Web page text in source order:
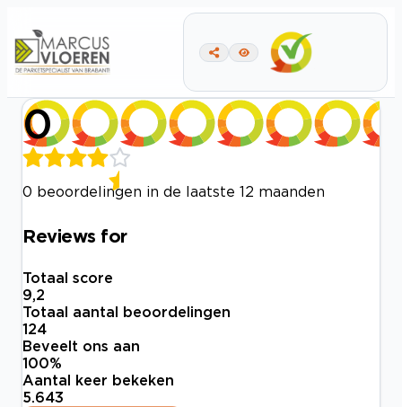
0
0 beoordelingen in de laatste 12 maanden
Reviews for
Totaal score
9,2
Totaal aantal beoordelingen
124
Beveelt ons aan
100%
Aantal keer bekeken
5.643